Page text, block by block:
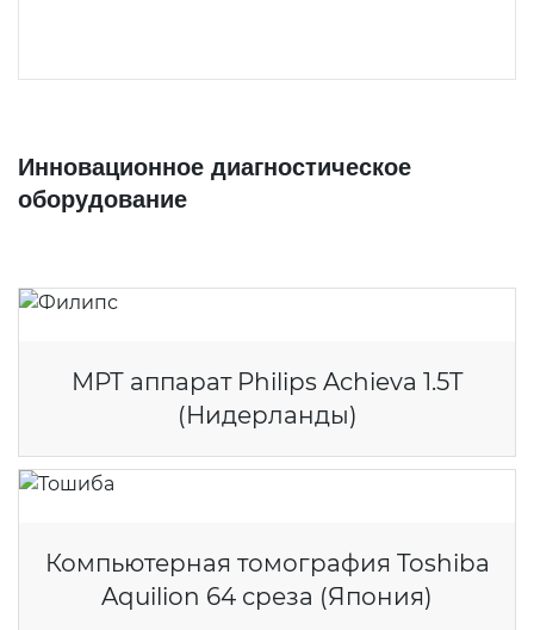
Инновационное диагностическое
оборудование
МРТ аппарат Philips Achieva 1.5T
(Нидерланды)
Компьютерная томография Toshiba
Aquilion 64 среза (Япония)